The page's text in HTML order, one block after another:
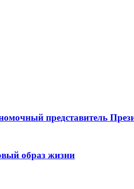
представитель
образ жизни